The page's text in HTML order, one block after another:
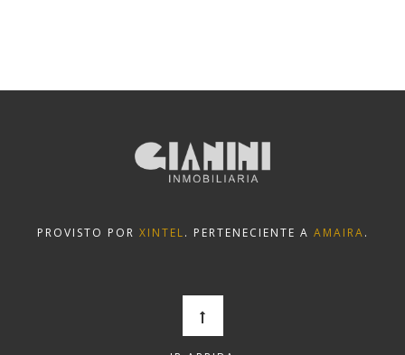
PROVISTO POR XINTEL. PERTENECIENTE A AMAIRA.